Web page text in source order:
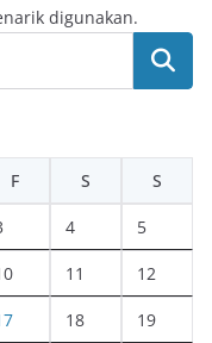
digunakan.
F S S
4 5
11 12
18 19